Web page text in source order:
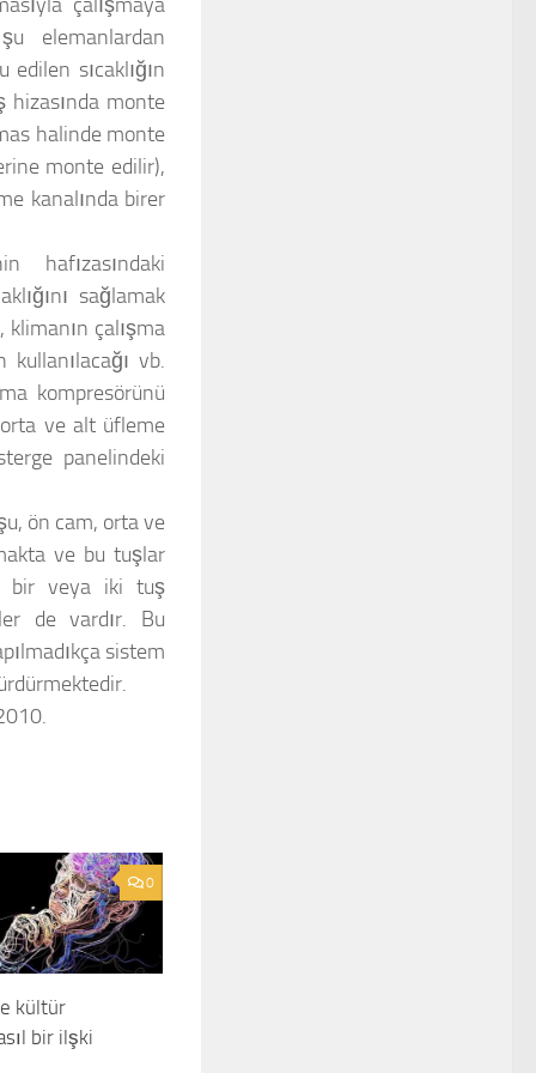
elemanlardan
sıcaklığın
hizasında monte
halinde monte
monte edilir),
kanalında birer
sağlamak
çalışma
vb.
kompresörünü
ve alt üfleme
panelindeki
ön cam, orta ve
ve bu tuşlar
bir veya iki tuş
de vardır. Bu
sistem
0
kültür
bir ilşki